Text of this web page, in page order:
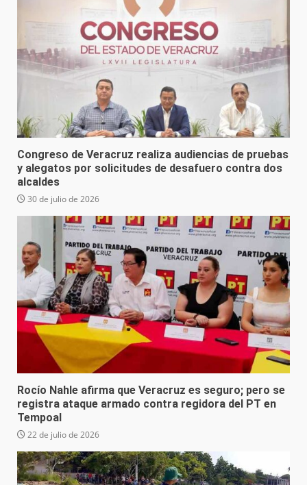
Congreso de Veracruz realiza audiencias de pruebas
y alegatos por solicitudes de desafuero contra dos
alcaldes
30 de julio de 2026
Rocío Nahle afirma que Veracruz es seguro; pero se
registra ataque armado contra regidora del PT en
Tempoal
22 de julio de 2026